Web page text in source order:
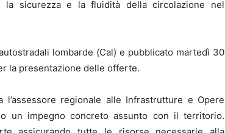
la sicurezza e la fluidità della circolazione nel
lombarde (Cal) e pubblicato martedì 30
la presentazione delle offerte.
regionale alle Infrastrutture e Opere
un impegno concreto assunto con il territorio.